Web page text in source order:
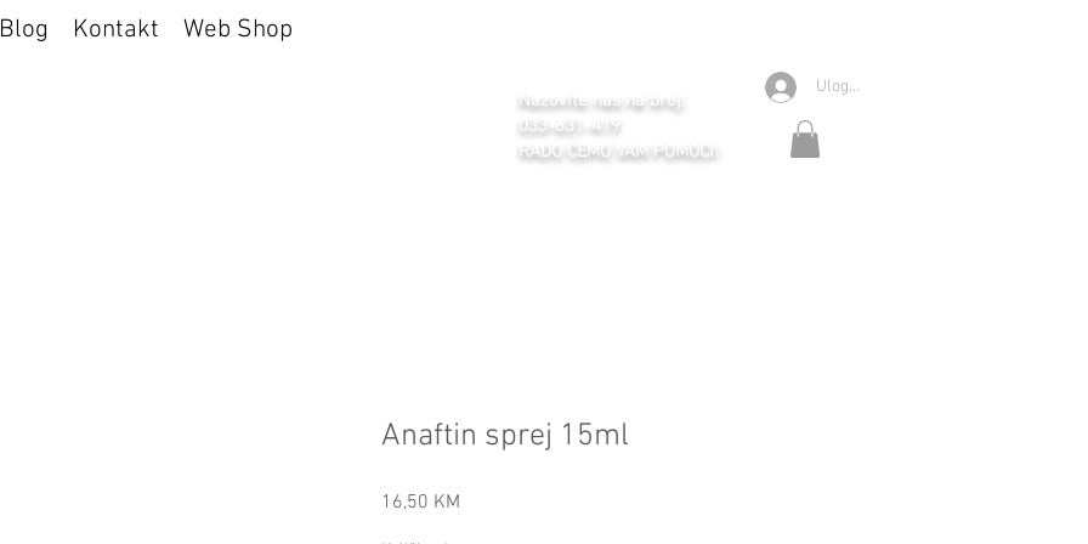
Blog Kontakt Web Shop
Nazovite nas na broj:
033-631-419
RADO ĆEMO VAM POMOĆI!
Ulogujte se
Anaftin sprej 15ml
16,50 KM